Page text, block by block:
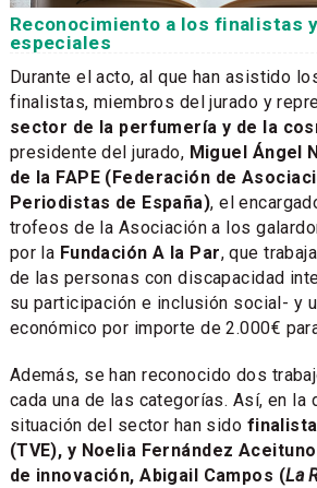
Reconocimiento a los finalistas
especiales
Durante el acto, al que han asistido
finalistas, miembros del jurado y
sector de la perfumería y de la
presidente del jurado, Miguel Ángel
de la FAPE (Federación de
Periodistas de España), el
trofeos de la Asociación a los
por la Fundación A la Par, que
de las personas con discapacidad
su participación e inclusión social- y
económico por importe de 2.000€
Además, se han reconocido dos
cada una de las categorías. Así, en la
situación del sector han sido
(TVE), y Noelia Fernández
de innovación, Abigail Campos (La